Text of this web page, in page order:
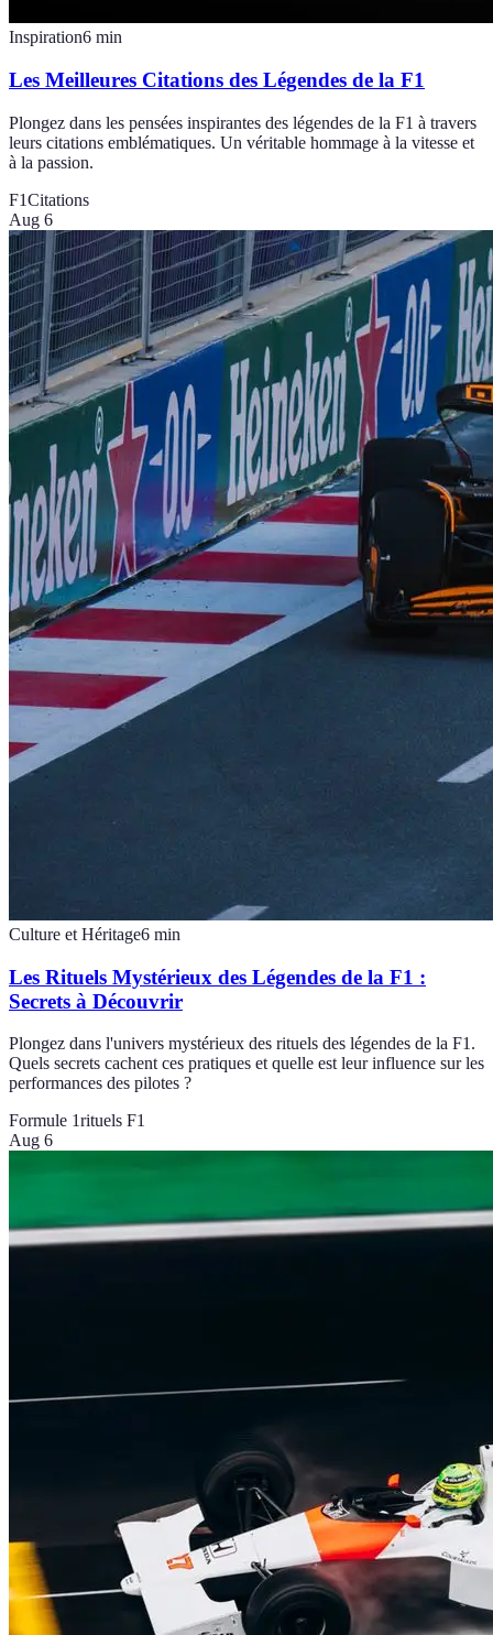
Inspiration6 min
Les Meilleures Citations des Légendes de la F1
Plongez dans les pensées inspirantes des légendes de la F1 à travers
leurs citations emblématiques. Un véritable hommage à la vitesse et
à la passion.
F1Citations
Aug 6
Culture et Héritage6 min
Les Rituels Mystérieux des Légendes de la F1 :
Secrets à Découvrir
Plongez dans l'univers mystérieux des rituels des légendes de la F1.
Quels secrets cachent ces pratiques et quelle est leur influence sur les
performances des pilotes ?
Formule 1rituels F1
Aug 6